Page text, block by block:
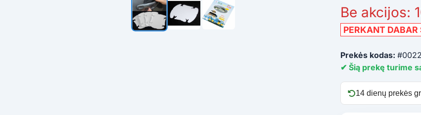
Be akcijos:
PERKANT
Prekės kodas:
✔ Šią prekę turime
14 dienų prekės